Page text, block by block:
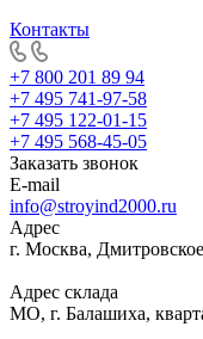
Контакты
+7 800 201 89 94
+7 495 741-97-58
+7 495 122-01-15
+7 495 568-45-05
Заказать звонок
E-mail
info@stroyind2000.ru
Адрес
г. Москва,
Адрес склада
МО, г. Балашиха,